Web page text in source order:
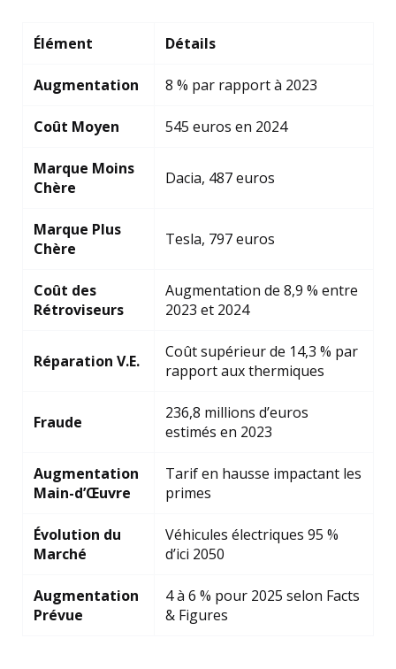
Élément Détails
Augmentation 8 % par rapport à 2023
Coût Moyen 545 euros en 2024
Marque Moins
Chère
Dacia, 487 euros
Marque Plus
Chère
Tesla, 797 euros
Coût des
Rétroviseurs
Augmentation de 8,9 % entre
2023 et 2024
Réparation V.E.
Coût supérieur de 14,3 % par
rapport aux thermiques
Fraude
236,8 millions d’euros
estimés en 2023
Augmentation
Main-d’Œuvre
Tarif en hausse impactant les
primes
Évolution du
Marché
Véhicules électriques 95 %
d’ici 2050
Augmentation
Prévue
4 à 6 % pour 2025 selon Facts
& Figures